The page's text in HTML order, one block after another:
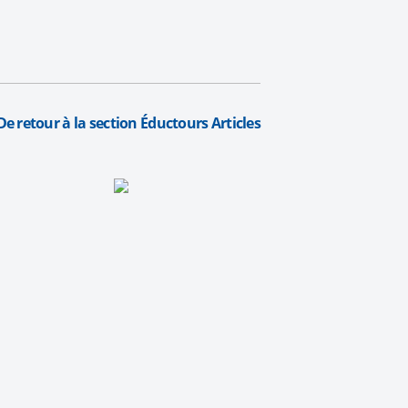
retour à la section Éductours Articles